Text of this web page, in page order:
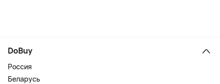
DoBuy
Россия
Беларусь